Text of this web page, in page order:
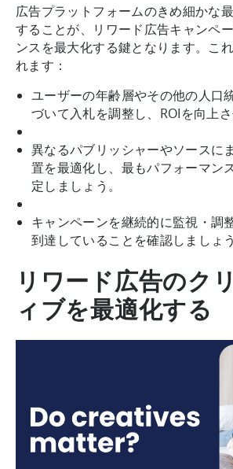
広告プラットフォームのきめ細かな
することが、リワード広告キャンペ
ンスを最大化する鍵となります。こ
れます：
ユーザーの年齢層やその他の人口
づいて入札を調整し、ROIを向上さ
異なるパブリッシャーやソースに
置を最適化し、最もパフォーマン
定しましょう。
キャンペーンを継続的に監視・調
到達していることを確認しましょう
リワード広告のク
ィブを最適化する